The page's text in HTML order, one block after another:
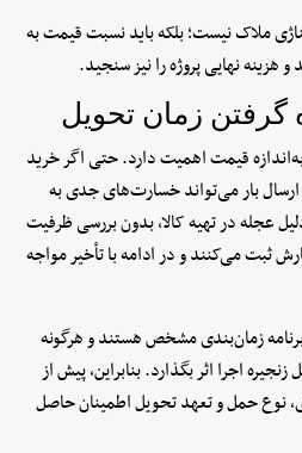
ملاک نیست؛ بلکه باید نسبت قیمت به
هزینه نهایی پروژه را نیز سنجید.
گرفتن زمان تحویل
قیمت اهمیت دارد. حتی اگر خرید
ارسال بار می‌تواند خسارت‌های جدی به
عجله در تهیه کالا، بدون بررسی ظرفیت
ثبت می‌کنند و در ادامه با تأخیر مواجه
زمان‌بندی مشخص هستند و هرگونه
اجرا اثر بگذارد. بنابراین، پیش از
نوع حمل و تعهد تحویل اطمینان حاصل